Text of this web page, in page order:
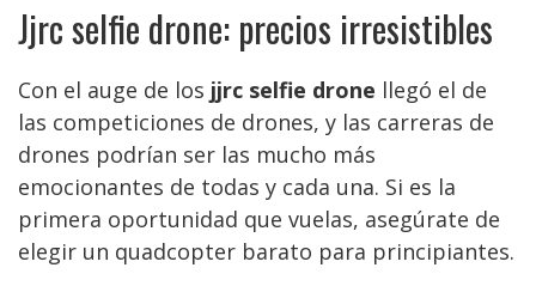
Jjrc selfie drone: precios irresistibles
Con el auge de los jjrc selfie drone llegó el de
las competiciones de drones, y las carreras de
drones podrían ser las mucho más
emocionantes de todas y cada una. Si es la
primera oportunidad que vuelas, asegúrate de
elegir un quadcopter barato para principiantes.